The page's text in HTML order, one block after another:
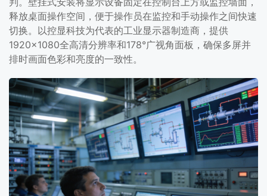
释放桌面操作空间，便于操作员在监控和手动操作之间快速
切换。以控显科技为代表的工业显示器制造商，提供
1920×1080全高清分辨率和178°广视角面板，确保多屏并
排时画面色彩和亮度的一致性。